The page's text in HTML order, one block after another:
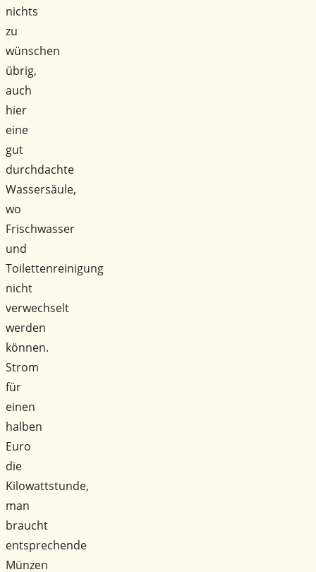
nichts
zu
wünschen
übrig,
auch
hier
eine
gut
durchdachte
Wassersäule,
wo
Frischwasser
und
Toilettenreinigung
nicht
verwechselt
werden
können.
Strom
für
einen
halben
Euro
die
Kilowattstunde,
man
braucht
entsprechende
Münzen